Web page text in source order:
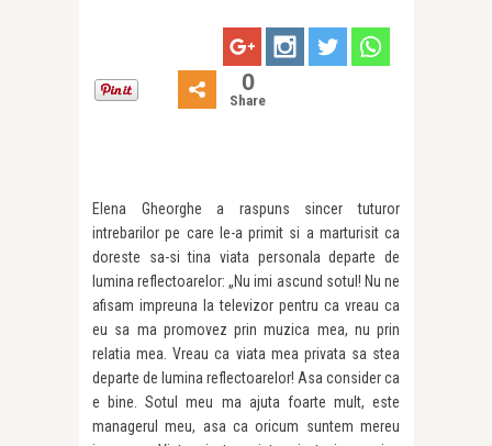
0
Share
Elena Gheorghe a raspuns sincer tuturor
intrebarilor pe care le-a primit si a marturisit ca
doreste sa-si tina viata personala departe de
lumina reflectoarelor: „Nu imi ascund sotul! Nu ne
afisam impreuna la televizor pentru ca vreau ca
eu sa ma promovez prin muzica mea, nu prin
relatia mea. Vreau ca viata mea privata sa stea
departe de lumina reflectoarelor! Asa consider ca
e bine. Sotul meu ma ajuta foarte mult, este
managerul meu, asa ca oricum suntem mereu